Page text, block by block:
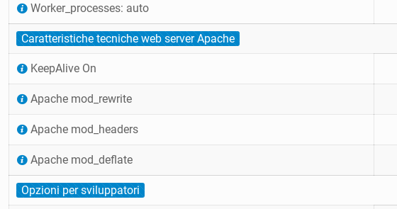
Worker_processes: auto
Caratteristiche tecniche web server Apache
KeepAlive On
Apache mod_rewrite
Apache mod_headers
Apache mod_deflate
Opzioni per sviluppatori